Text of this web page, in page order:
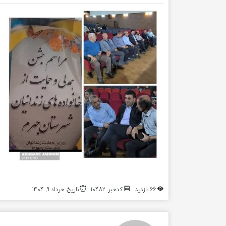
کدخبر: 10482 تاریخ: خرداد 9, 1404